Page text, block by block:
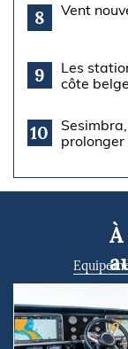
8 Vent
9
Les
côte belge
10
prolonger